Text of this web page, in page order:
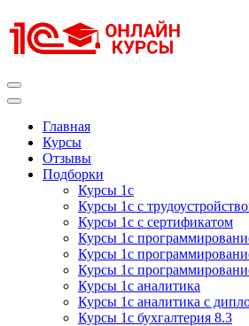
к
содержимому
Главная
Курсы
Отзывы
Подборки
Курсы 1с
Курсы 1с с
Курсы 1с с сертификатом
Курсы 1с
Курсы 1с
Курсы 1с
Курсы 1с аналитика
Курсы 1с аналитика с
Курсы 1с бухгалтерия 8.3